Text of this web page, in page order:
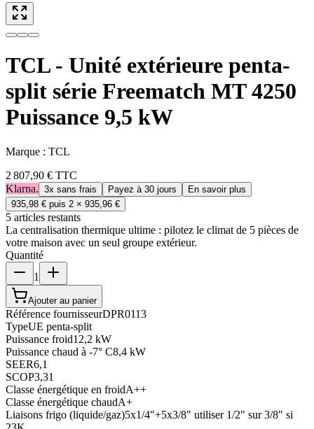
TCL - Unité extérieure penta-
split série Freematch MT 4250
Puissance 9,5 kW
Marque : TCL
2 807,90 € TTC
Klarna. 3x sans frais Payez à 30 jours
En savoir plus
935,98 € puis 2 × 935,96 €
5 articles restants
La centralisation thermique ultime : pilotez le climat de 5 pièces de
votre maison avec un seul groupe extérieur.
Quantité
1
Ajouter au panier
Référence fournisseurDPR0113
TypeUE penta-split
Puissance froid12,2 kW
Puissance chaud à -7° C8,4 kW
SEER6,1
SCOP3,31
Classe énergétique en froidA++
Classe énergétique chaudA+
Liaisons frigo (liquide/gaz)5x1/4"+5x3/8" utiliser 1/2" sur 3/8" si